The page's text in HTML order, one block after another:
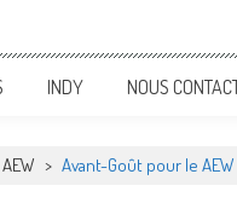
INDY NOUS
AEW > Avant-Goût pour le